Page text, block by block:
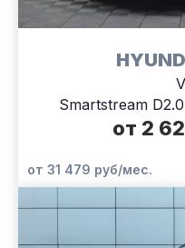
Smartstream
от 2
от 31 479 руб/мес.